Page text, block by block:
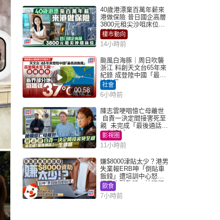
40歲港漂棄百萬年薪來
港做保險 昔日國企高層
3800元租尖沙咀床位｜
租盤Million
樓市動向
14小時前
00:58
颱風白海豚｜周日吹襲
浙江 料創天文台65年來
紀錄 成登陸中國「最長
途颱風」
社會
6小時前
陳志雲哽咽憶亡母離世
自責一決定間接害死至
親 未完成「最後通話」
一生遺憾
影視圈
11小時前
嫌$8000津貼太少？港男
失業報ERB呻「倒貼車
飯錢」遭培訓中心怒轟
網民幽默教路：揀呢類
課程唔會蝕...
飲食
7小時前